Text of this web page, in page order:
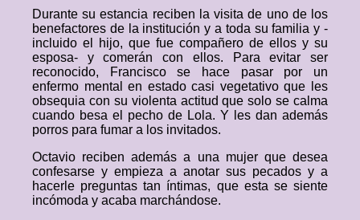
Durante su estancia reciben la visita de uno de los
benefactores de la institución y a toda su familia y -
incluido el hijo, que fue compañero de ellos y su
esposa- y comerán con ellos. Para evitar ser
reconocido, Francisco se hace pasar por un
enfermo mental en estado casi vegetativo que les
obsequia con su violenta actitud que solo se calma
cuando besa el pecho de Lola. Y les dan además
porros para fumar a los invitados.
Octavio reciben además a una mujer que desea
confesarse y empieza a anotar sus pecados y a
hacerle preguntas tan íntimas, que esta se siente
incómoda y acaba marchándose.